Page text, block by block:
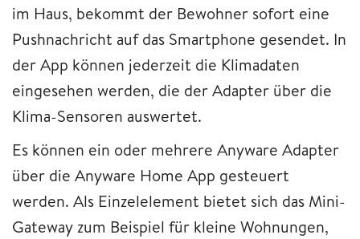
im Haus, bekommt der Bewohner sofort eine
Pushnachricht auf das Smartphone gesendet. In
der App können jederzeit die Klimadaten
eingesehen werden, die der Adapter über die
Klima-Sensoren auswertet.
Es können ein oder mehrere Anyware Adapter
über die Anyware Home App gesteuert
werden. Als Einzelelement bietet sich das Mini-
Gateway zum Beispiel für kleine Wohnungen,